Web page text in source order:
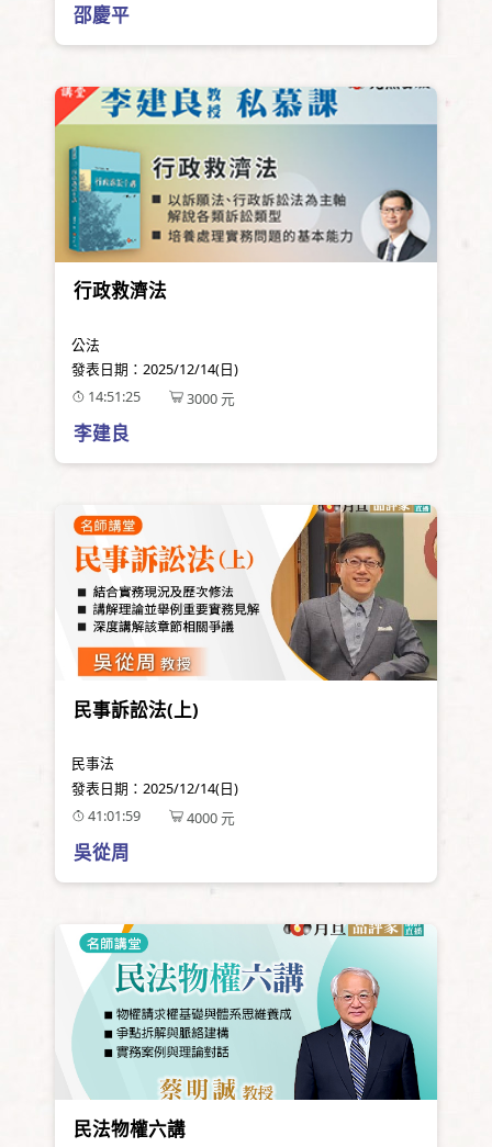
邵慶平
行政救濟法
公法
發表日期：2025/12/14(日)
14:51:25
3000元
李建良
民事訴訟法(上)
民事法
發表日期：2025/12/14(日)
41:01:59
4000元
吳從周
民法物權六講